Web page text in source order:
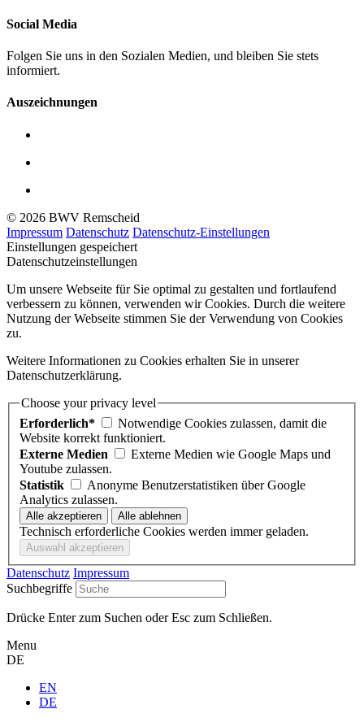
Social Media
Folgen Sie uns in den Sozialen Medien, und bleiben Sie stets
informiert.
Auszeichnungen
© 2026 BWV Remscheid
Impressum Datenschutz Datenschutz-Einstellungen
Einstellungen gespeichert
Datenschutzeinstellungen
Um unsere Webseite für Sie optimal zu gestalten und fortlaufend
verbessern zu können, verwenden wir Cookies. Durch die weitere
Nutzung der Webseite stimmen Sie der Verwendung von Cookies
zu.
Weitere Informationen zu Cookies erhalten Sie in unserer
Datenschutzerklärung.
Choose your privacy level
Erforderlich*
Notwendige Cookies zulassen, damit die
Website korrekt funktioniert.
Externe Medien
Externe Medien wie Google Maps und
Youtube zulassen.
Statistik
Anonyme Benutzerstatistiken über Google
Analytics zulassen.
Technisch erforderliche Cookies werden immer geladen.
Datenschutz Impressum
Suchbegriffe
Drücke Enter zum Suchen oder Esc zum Schließen.
Menu
DE
EN
DE